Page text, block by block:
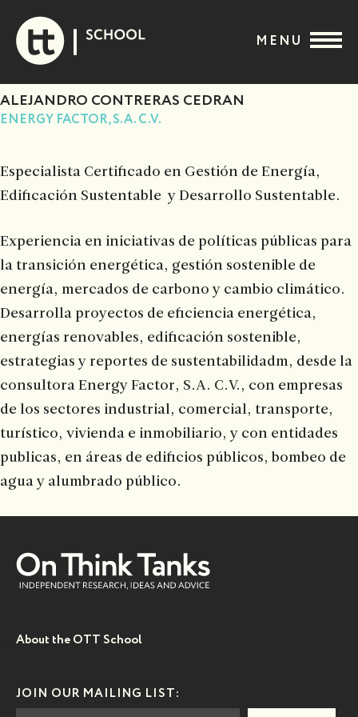
content
MENU
ALEJANDRO CONTRERAS CEDRAN
ENERGY FACTOR, S.A. C.V.
Especialista Certificado en Gestión de Energía,
Edificación Sustentable y Desarrollo Sustentable.
Experiencia en iniciativas de políticas públicas para
la transición energética, gestión sostenible de
energía, mercados de carbono y cambio climático.
Desarrolla proyectos de eficiencia energética,
energías renovables, edificación sostenible,
estrategias y reportes de sustentabilidadm, desde la
consultora Energy Factor, S.A. C.V., con empresas
de los sectores industrial, comercial, transporte,
turístico, vivienda e inmobiliario, y con entidades
publicas, en áreas de edificios públicos, bombeo de
agua y alumbrado público.
About the OTT School
JOIN OUR MAILING LIST: